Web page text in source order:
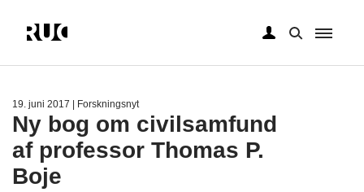
19. juni 2017 | Forskningsnyt
Ny bog om civilsamfund
af professor Thomas P.
Boje